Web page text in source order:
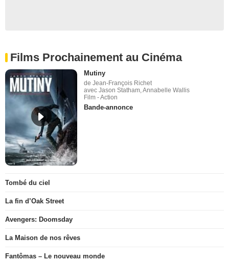
Films Prochainement au Cinéma
Mutiny
de Jean-François Richet
avec Jason Statham, Annabelle Wallis
Film - Action
Bande-annonce
Tombé du ciel
La fin d’Oak Street
Avengers: Doomsday
La Maison de nos rêves
Fantômas – Le nouveau monde